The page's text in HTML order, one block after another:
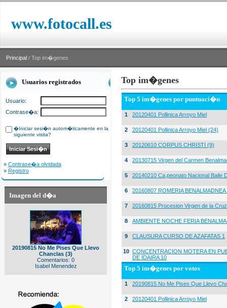
www.fotocall.es
Principal / Top im�genes
Usuarios registrados
Usuario:
Contrase�a:
�Iniciar sesi�n autom�ticamente en la
siguiente visita?
» Contrase�a olvidada
» Registro
Imagen del d�a
20190815 No Me Pises Que Llevo
Chanclas (3)
Comentarios: 0
Isabel Menendez
Top im�genes
Top 5 im�genes por puntuaci�n
1 20120401 Pollinica Arroyo Miel
2 20120401 Pollinica Arroyo Miel (24)
3 20120610 CORPUS CHRISTI (9)
4 20130715 Virgen del Carmen
5 20140210 Ca,peonato Nacional Baile
6 20160807 ROMERIA
7 20160815 Procesion Virgen de la
8 AMBIENTE NOCHE FERIA
9 CLAUSURA CURSO DE AZAFATAS 1
10 CONCENTRACION MOTERA EN
DE IDAIRA 10
Top 5 im�genes por votos
1 20190815 No Me Pises Que Llevo
2 20120401 Pollinica Arroyo Miel